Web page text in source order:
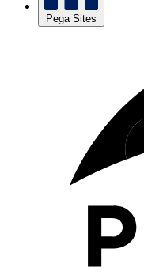
Pega Sites